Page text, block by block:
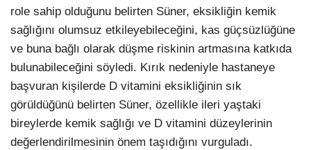
role sahip olduğunu belirten Süner, eksikliğin kemik
sağlığını olumsuz etkileyebileceğini, kas güçsüzlüğüne
ve buna bağlı olarak düşme riskinin artmasına katkıda
bulunabileceğini söyledi. Kırık nedeniyle hastaneye
başvuran kişilerde D vitamini eksikliğinin sık
görüldüğünü belirten Süner, özellikle ileri yaştaki
bireylerde kemik sağlığı ve D vitamini düzeylerinin
değerlendirilmesinin önem taşıdığını vurguladı.